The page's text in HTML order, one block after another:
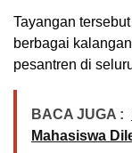
Tayangan
berbagai
pesantren di
BACA JUGA :
Mahasiswa